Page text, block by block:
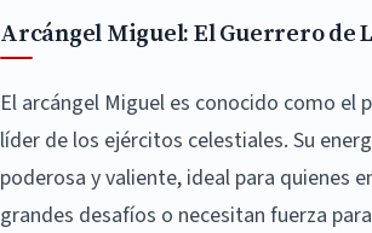
Arcángel Miguel: El Guerrero de
El arcángel Miguel es conocido como el
líder de los ejércitos celestiales. Su
poderosa y valiente, ideal para quienes
grandes desafíos o necesitan fuerza